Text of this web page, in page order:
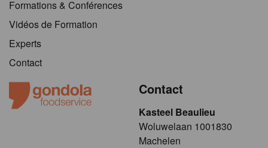
Formations & Conférences
Vidéos de Formation
Experts
Contact
Contact
Kasteel Beaulieu
​​​Woluwelaan 1001830
Machelen